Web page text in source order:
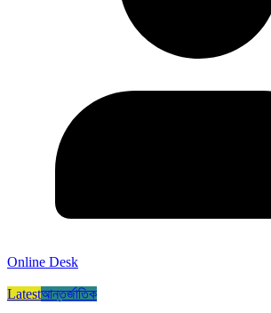
Online Desk
Latestআন্তর্জাতিক